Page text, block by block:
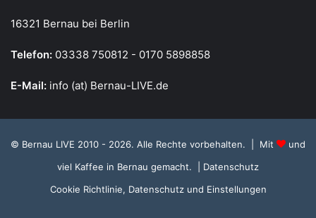
16321 Bernau bei Berlin
Telefon: 03338 750812 - 0170 5898858
E-Mail: info (at) Bernau-LIVE.de
© Bernau LIVE 2010 - 2026. Alle Rechte vorbehalten. | Mit
und
viel Kaffee in Bernau gemacht.
| Datenschutz
Cookie Richtlinie, Datenschutz und Einstellungen